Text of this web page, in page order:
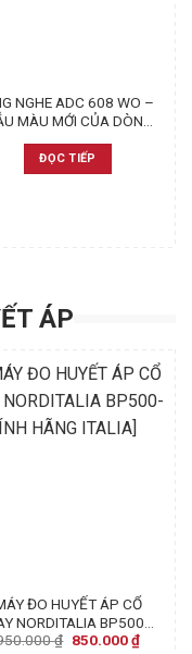
NGHE ADC 608 WO –
MÀU MỚI CỦA DÒNG
ĐỌC TIẾP
ÁP
ĐO HUYẾT ÁP CỔ
NORDITALIA BP500-
[CHÍNH HÃNG ITALIA]
₫ Original
850.000₫Current